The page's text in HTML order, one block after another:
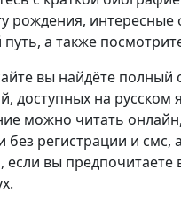
рождения,
путь, а также
вы найдёте полный
доступных на русском
можно читать
без регистрации и смс,
если вы